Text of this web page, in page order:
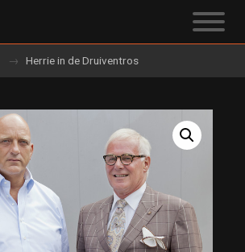
Herrie in de Druiventros